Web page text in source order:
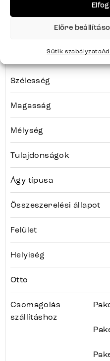
Előre
Sütik szabályzata
Termék súlya kg-ban
Szélesség
Magasság
Mélység
Tulajdonságok
Ágy típusa
Összeszerelési állapot
Felület
Helyiség
Otto
Csomagolás
szállításhoz